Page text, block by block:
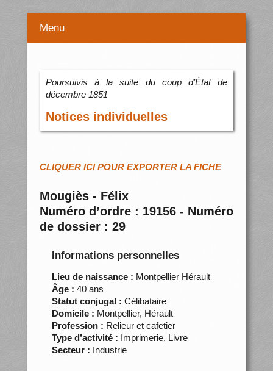
Menu
Poursuivis à la suite du coup d’État de
décembre 1851
Notices individuelles
CLIQUER ICI POUR EXPORTER LA FICHE
Mougiès - Félix
Numéro d’ordre : 19156 - Numéro
de dossier : 29
Informations personnelles
Lieu de naissance : Montpellier Hérault
Âge : 40 ans
Statut conjugal : Célibataire
Domicile : Montpellier, Hérault
Profession : Relieur et cafetier
Type d’activité : Imprimerie, Livre
Secteur : Industrie